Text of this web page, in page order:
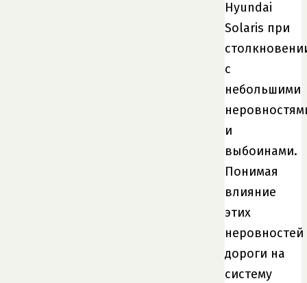
Hyundai
Solaris при
с
небольшими
и
выбоинами.
Понимая
влияние
этих
неровностей
дороги на
систему